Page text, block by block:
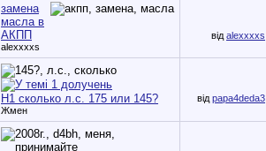
замена
масла в
АКПП
alexxxxs
від alexxxxs
Н1 сколько л.с. 175 или 145?
Жмен
від papa4deda3